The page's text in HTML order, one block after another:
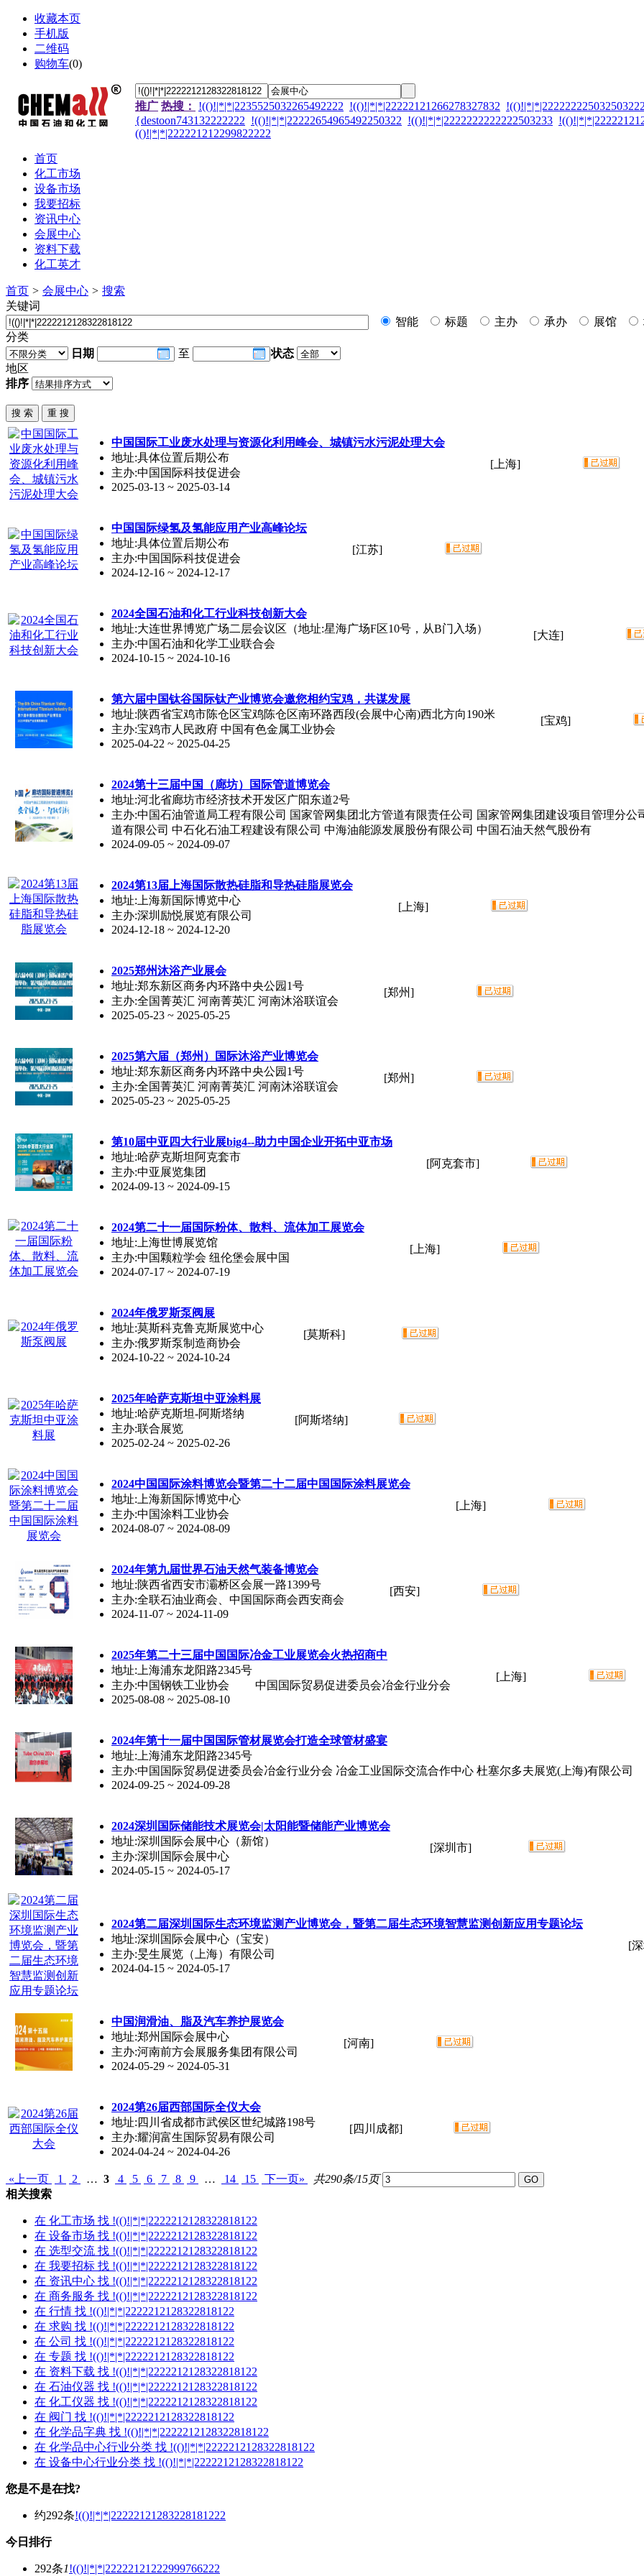
收藏本页
手机版
二维码
购物车(0)
推广 热搜： !(()!|*|*|2235525032265492222 !(()!|*|*|22222121266278327832
{destoon743132222222 !(()!|*|*|22222654965492250322 !(()!|*|*|2222222222222503233
(()!|*|*|222221212299822222
首页
化工市场
设备市场
我要招标
资讯中心
会展中心
资料下载
化工英才
首页 > 会展中心 > 搜索
关键词
智能
标题 主办 承办 展馆
分类
日期
至
状态
地区
排序
中国国际工业废水处理与资源化利用峰会、城镇污水污泥处理大会
地址:具体位置后期公布
主办:中国国际科技促进会
2025-03-13 ~ 2025-03-14
[上海]
中国国际绿氢及氢能应用产业高峰论坛
地址:具体位置后期公布
主办:中国国际科技促进会
2024-12-16 ~ 2024-12-17
[江苏]
2024全国石油和化工行业科技创新大会
地址:大连世界博览广场二层会议区（地址:星海广场F区10号，从B门入场）
主办:中国石油和化学工业联合会
2024-10-15 ~ 2024-10-16
[大连]
第六届中国钛谷国际钛产业博览会邀您相约宝鸡，共谋发展
地址:陕西省宝鸡市陈仓区宝鸡陈仓区南环路西段(会展中心南)西北方向190米
主办:宝鸡市人民政府 中国有色金属工业协会
2025-04-22 ~ 2025-04-25
[宝鸡]
2024第十三届中国（廊坊）国际管道博览会
地址:河北省廊坊市经济技术开发区广阳东道2号
主办:中国石油管道局工程有限公司 国家管网集团北方管道有限责任公司 国家管网集团建设项目管理分公
道有限公司 中石化石油工程建设有限公司 中海油能源发展股份有限公司 中国石油天然气股份有
2024-09-05 ~ 2024-09-07
2024第13届上海国际散热硅脂和导热硅脂展览会
地址:上海新国际博览中心
主办:深圳励悦展览有限公司
2024-12-18 ~ 2024-12-20
[上海]
2025郑州沐浴产业展会
地址:郑东新区商务内环路中央公园1号
主办:全国菁英汇 河南菁英汇 河南沐浴联谊会
2025-05-23 ~ 2025-05-25
[郑州]
2025第六届（郑州）国际沐浴产业博览会
地址:郑东新区商务内环路中央公园1号
主办:全国菁英汇 河南菁英汇 河南沐浴联谊会
2025-05-23 ~ 2025-05-25
[郑州]
第10届中亚四大行业展big4--助力中国企业开拓中亚市场
地址:哈萨克斯坦阿克套市
主办:中亚展览集团
2024-09-13 ~ 2024-09-15
[阿克套市]
2024第二十一届国际粉体、散料、流体加工展览会
地址:上海世博展览馆
主办:中国颗粒学会 纽伦堡会展中国
2024-07-17 ~ 2024-07-19
[上海]
2024年俄罗斯泵阀展
地址:莫斯科克鲁克斯展览中心
主办:俄罗斯泵制造商协会
2024-10-22 ~ 2024-10-24
[莫斯科]
2025年哈萨克斯坦中亚涂料展
地址:哈萨克斯坦-阿斯塔纳
主办:联合展览
2025-02-24 ~ 2025-02-26
[阿斯塔纳]
2024中国国际涂料博览会暨第二十二届中国国际涂料展览会
地址:上海新国际博览中心
主办:中国涂料工业协会
2024-08-07 ~ 2024-08-09
[上海]
2024年第九届世界石油天然气装备博览会
地址:陕西省西安市灞桥区会展一路1399号
主办:全联石油业商会、中国国际商会西安商会
2024-11-07 ~ 2024-11-09
[西安]
2025年第二十三届中国国际冶金工业展览会火热招商中
地址:上海浦东龙阳路2345号
主办:中国钢铁工业协会 中国国际贸易促进委员会冶金行业分会
2025-08-08 ~ 2025-08-10
[上海]
2024年第十一届中国国际管材展览会打造全球管材盛宴
地址:上海浦东龙阳路2345号
主办:中国国际贸易促进委员会冶金行业分会 冶金工业国际交流合作中心 杜塞尔多夫展览(上海)有限公司
2024-09-25 ~ 2024-09-28
2024深圳国际储能技术展览会|太阳能暨储能产业博览会
地址:深圳国际会展中心（新馆）
主办:深圳国际会展中心
2024-05-15 ~ 2024-05-17
[深圳市]
2024第二届深圳国际生态环境监测产业博览会，暨第二届生态环境智慧监测创新应用专题论坛
地址:深圳国际会展中心（宝安）
主办:旻生展览（上海）有限公司
2024-04-15 ~ 2024-05-17
[
中国润滑油、脂及汽车养护展览会
地址:郑州国际会展中心
主办:河南前方会展服务集团有限公司
2024-05-29 ~ 2024-05-31
[河南]
2024第26届西部国际全仪大会
地址:四川省成都市武侯区世纪城路198号
主办:耀润富生国际贸易有限公司
2024-04-24 ~ 2024-04-26
[四川成都]
«上一页 1 2 … 3 4 5 6 7 8 9 … 14 15 下一页»
共290条/15页
相关搜索
在 化工市场 找 !(()!|*|*|2222212128322818122
在 设备市场 找 !(()!|*|*|2222212128322818122
在 选型交流 找 !(()!|*|*|2222212128322818122
在 我要招标 找 !(()!|*|*|2222212128322818122
在 资讯中心 找 !(()!|*|*|2222212128322818122
在 商务服务 找 !(()!|*|*|2222212128322818122
在 行情 找 !(()!|*|*|2222212128322818122
在 求购 找 !(()!|*|*|2222212128322818122
在 公司 找 !(()!|*|*|2222212128322818122
在 专题 找 !(()!|*|*|2222212128322818122
在 资料下载 找 !(()!|*|*|2222212128322818122
在 石油仪器 找 !(()!|*|*|2222212128322818122
在 化工仪器 找 !(()!|*|*|2222212128322818122
在 阀门 找 !(()!|*|*|2222212128322818122
在 化学品字典 找 !(()!|*|*|2222212128322818122
在 化学品中心行业分类 找 !(()!|*|*|2222212128322818122
在 设备中心行业分类 找 !(()!|*|*|2222212128322818122
您是不是在找?
约292条!(()!|*|*|22222121283228181222
今日排行
292条1!(()!|*|*|22222121222999766222